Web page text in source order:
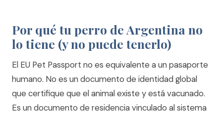
Por qué tu perro de Argentina no
lo tiene (y no puede tenerlo)
El EU Pet Passport no es equivalente a un pasaporte
humano. No es un documento de identidad global
que certifique que el animal existe y está vacunado.
Es un documento de residencia vinculado al sistema